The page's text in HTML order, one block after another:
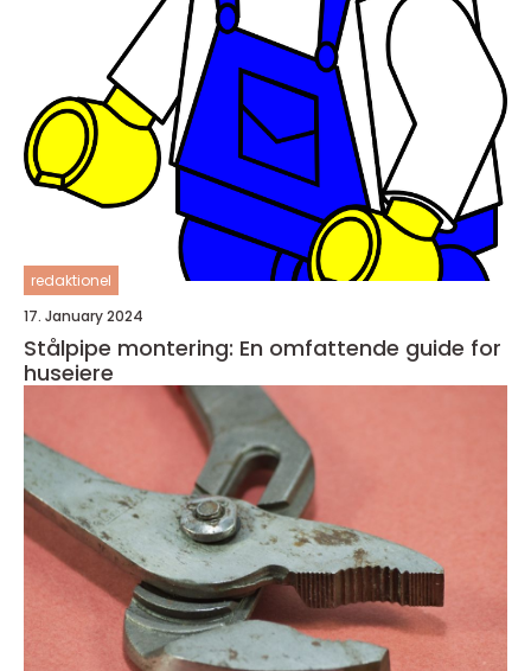
redaktionel
17. January 2024
Stålpipe montering: En omfattende guide for
huseiere